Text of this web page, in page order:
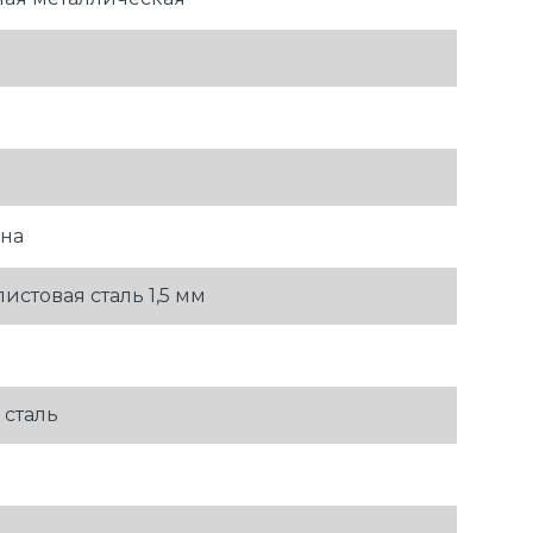
сталь 1,5 мм